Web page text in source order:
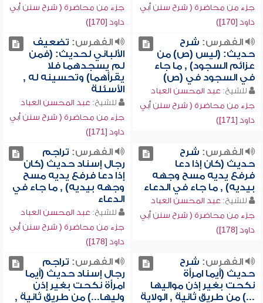
جزء من محاضرة ( شرح سنن أبي
داود [170])
جزء من محاضرة ( شرح سنن أبي
داود [170])
الفهرس: شرح
حديث: (ليس (ص) من
عزائم السجود) , ما جاء
في السجود في (ص)
للشيخ: عبد المحسن العباد
جزء من محاضرة ( شرح سنن أبي
داود [171])
الفهرس: تضعيف
الألباني لحديث: (فمن
لم يسجدهما فلا
يقرأهما) وتحسينه له ,
الأسئلة
للشيخ: عبد المحسن العباد
جزء من محاضرة ( شرح سنن أبي
داود [171])
الفهرس: شرح
حديث (كان إذا دعا
فرفع يديه مسح وجهه
بيديه) , ما جاء في الدعاء
للشيخ: عبد المحسن العباد
جزء من محاضرة ( شرح سنن أبي
داود [178])
الفهرس: تراجم
رجال إسناد حديث (كان
إذا دعا فرفع يديه مسح
وجهه بيديه) , ما جاء في
الدعاء
للشيخ: عبد المحسن العباد
جزء من محاضرة ( شرح سنن أبي
داود [178])
الفهرس: شرح
حديث (أيما امرأة
نكحت بغير إذن مواليها
...) من طريق ثانية , الولاية
الفهرس: تراجم
رجال إسناد حديث (أيما
امرأة نكحت بغير إذن
وليها...) من طريق ثانية ,